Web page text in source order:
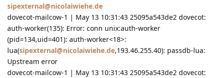
sipexternal@nicolaiwiehe.de
dovecot-mailcow-1 | May 13 10:31:43 25095a543de2 dovecot:
auth-worker(135): Error: conn unix:auth-worker
(pid=134,uid=401): auth-worker<18>:
lua(sipexternal@nicolaiwiehe.de,193.46.255.40): passdb-lua:
Upstream error
dovecot-mailcow-1 | May 13 10:31:43 25095a543de2 dovecot: